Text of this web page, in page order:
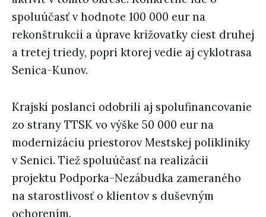
spoluúčasť v hodnote 100 000 eur na
rekonštrukcii a úprave križovatky ciest druhej
a tretej triedy, popri ktorej vedie aj cyklotrasa
Senica-Kunov.
Krajskí poslanci odobrili aj spolufinancovanie
zo strany TTSK vo výške 50 000 eur na
modernizáciu priestorov Mestskej polikliniky
v Senici. Tiež spoluúčasť na realizácii
projektu Podporka-Nezábudka zameraného
na starostlivosť o klientov s duševným
ochorením.